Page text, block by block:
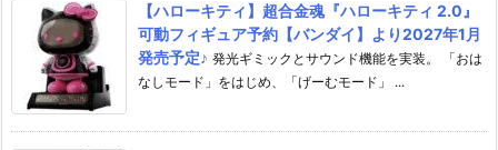
【ハローキティ】超合金魂『ハローキティ 2.0』
可動フィギュア予約【バンダイ】より2027年1月
発売予定♪ 発光ギミックとサウンド機能を実装。 「おは
なしモード」をはじめ、「げーむモード」 ...